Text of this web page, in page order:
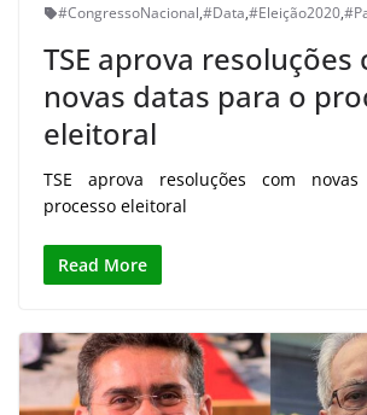
#CongressoNacional,#Data,#Eleição2020,
TSE aprova resoluções
novas datas para o
eleitoral
TSE aprova resoluções com
processo eleitoral
Read More